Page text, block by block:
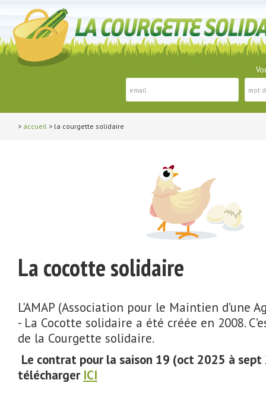
> accueil > la courgette solidaire
La cocotte solidaire
L'AMAP (Association pour le Maintien d’une
- La Cocotte solidaire a été créée en 2008.
de la Courgette solidaire.
Le contrat pour la saison 19 (oct 2025 à
télécharger ICI